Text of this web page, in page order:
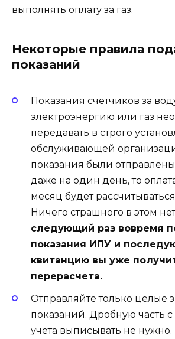
выполнять оплату за газ.
Некоторые правила
показаний
Показания счетчиков за
электроэнергию или газ
передавать в строго
обслуживающей
показания были
даже на один день, то
месяц будет
Ничего страшного в этом
следующий раз вовремя
показания ИПУ и
квитанцию вы уже
перерасчета.
Отправляйте только целые
показаний. Дробную часть
учета выписывать не нужно.